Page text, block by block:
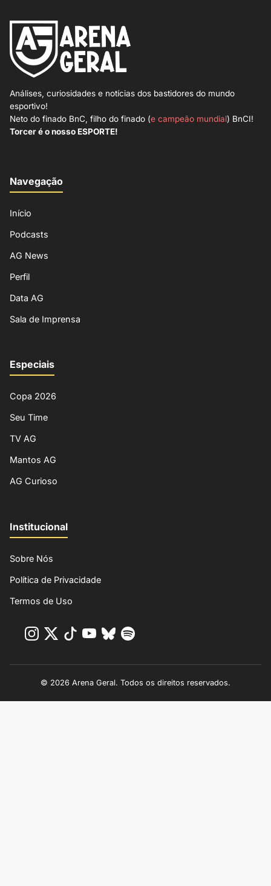
Análises, curiosidades e notícias dos bastidores do mundo
esportivo!
Neto do finado BnC, filho do finado (e campeão mundial) BnCI!
Torcer é o nosso ESPORTE!
Navegação
Início
Podcasts
AG News
Perfil
Data AG
Sala de Imprensa
Especiais
Copa 2026
Seu Time
TV AG
Mantos AG
AG Curioso
Institucional
Sobre Nós
Política de Privacidade
Termos de Uso
© 2026 Arena Geral. Todos os direitos reservados.